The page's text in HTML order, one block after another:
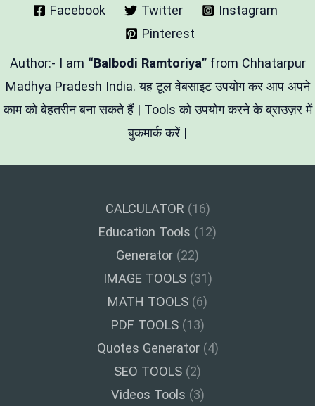
To
PDF
फ्री
ऑनलाइन
टूल
Facebook Twitter
Instagram
Pinterest
Author:- I am “Balbodi Ramtoriya” from Chhatarpur
Madhya Pradesh India. यह टूल वेबसाइट उपयोग कर आप अपने
काम को बेहतरीन बना सकते हैं | Tools को उपयोग करने के ब्राउज़र में
बुकमार्क करें |
CALCULATOR (16)
Education Tools (12)
Generator (22)
IMAGE TOOLS(31)
MATH TOOLS (6)
PDF TOOLS(13)
Quotes Generator(4)
SEO TOOLS (2)
Videos Tools (3)